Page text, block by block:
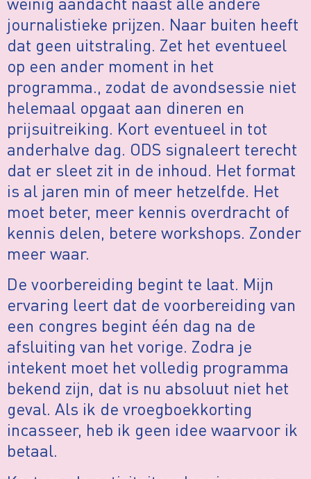
journalistieke prijzen. Naar buiten heeft
dat geen uitstraling. Zet het eventueel
op een ander moment in het
programma., zodat de avondsessie niet
helemaal opgaat aan dineren en
prijsuitreiking. Kort eventueel in tot
anderhalve dag. ODS signaleert terecht
dat er sleet zit in de inhoud. Het format
is al jaren min of meer hetzelfde. Het
moet beter, meer kennis overdracht of
kennis delen, betere workshops. Zonder
meer waar.
De voorbereiding begint te laat. Mijn
ervaring leert dat de voorbereiding van
een congres begint één dag na de
afsluiting van het vorige. Zodra je
intekent moet het volledig programma
bekend zijn, dat is nu absoluut niet het
geval. Als ik de vroegboekkorting
incasseer, heb ik geen idee waarvoor ik
betaal.